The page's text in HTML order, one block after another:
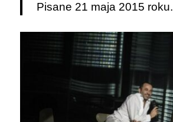
Pisane 21 maja 2015 roku.